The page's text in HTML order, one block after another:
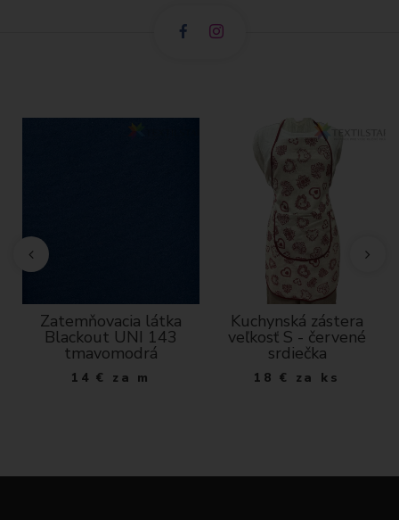
Zatemňovacia látka
Blackout UNI 143
tmavomodrá
14 € za m
Kuchynská zástera
veľkosť S - červené
srdiečka
18 € za ks